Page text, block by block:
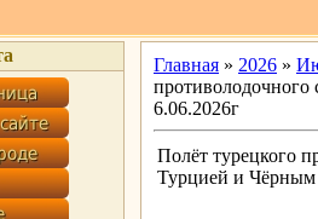
Главная » 2026 »
6.06.2026г
Полёт турецкого
Турцией и Чёрным